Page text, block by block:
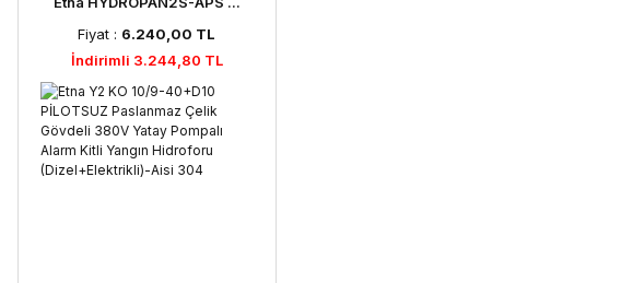
Fiyat : 6.240,00 TL
İndirimli 3.244,80 TL